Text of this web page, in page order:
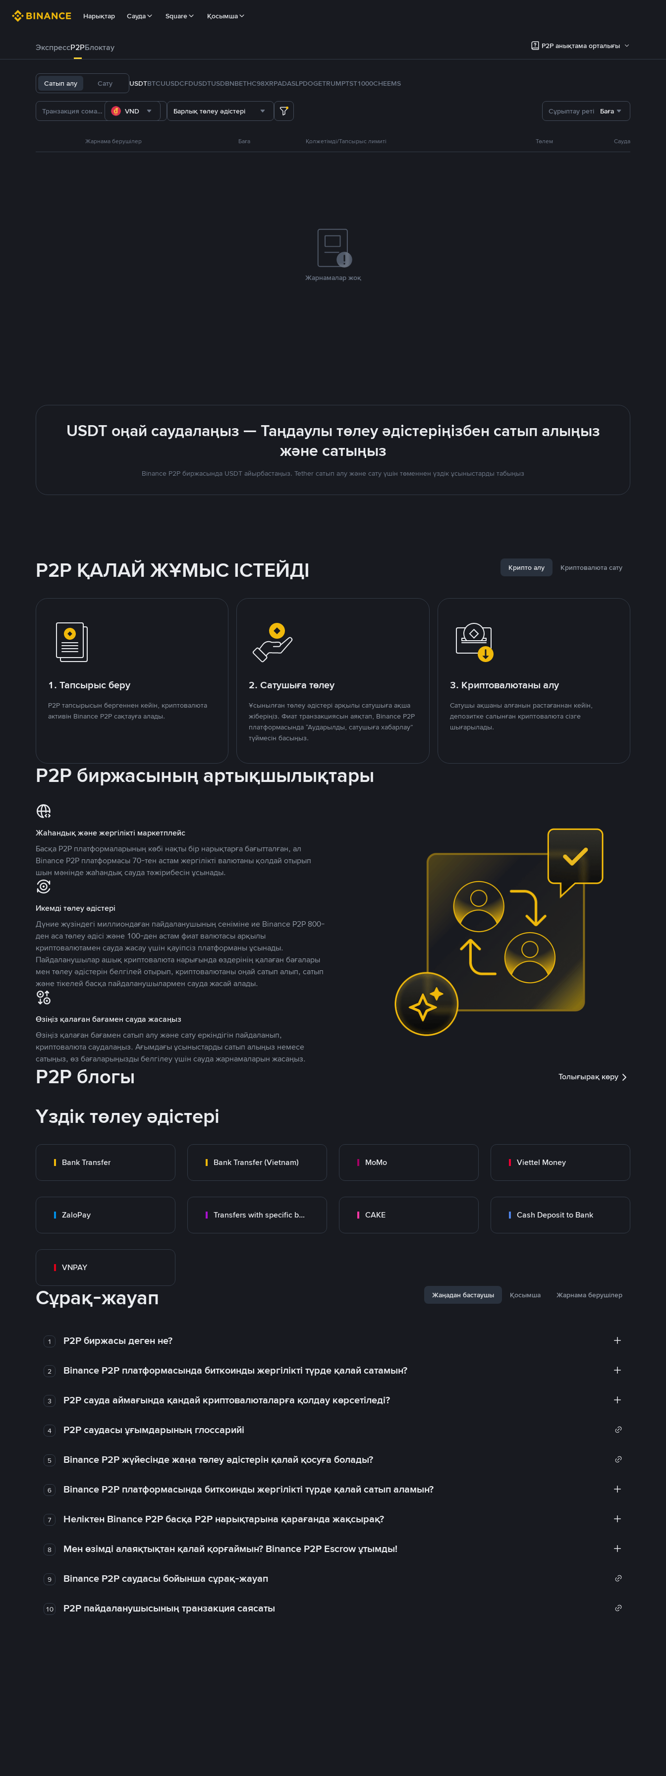
Нарықтар Сауда Square Қосымша
ЭкспрессP2PБлоктау P2P анықтама орталығы
Сатып алу Сату USDTBTCUUSDCFDUSDTUSDBNBETHC98XRPADASLPDOGETRUMPTST1000CHEEMS
VND Барлық төлеу әдістері Сұрыптау реті Баға
Жарнама берушілер Баға Қолжетімді/Тапсырыс лимиті Төлем Сауда
Жарнамалар жоқ
USDT оңай саудалаңыз — Таңдаулы төлеу әдістеріңізбен сатып алыңыз
және сатыңыз
Binance P2P биржасында USDT айырбастаңыз. Tether сатып алу және сату үшін төменнен үздік ұсыныстарды табыңыз
P2P ҚАЛАЙ ЖҰМЫС ІСТЕЙДІ Крипто алу Криптовалюта сату
1. Тапсырыс беру
P2P тапсырысын бергеннен кейін, криптовалюта
активін Binance P2P сақтауға алады.
2. Сатушыға төлеу
Ұсынылған төлеу әдістері арқылы сатушыға ақша
жіберіңіз. Фиат транзакциясын аяқтап, Binance P2P
платформасында “Аударылды, сатушыға хабарлау”
түймесін басыңыз.
3. Криптовалютаны алу
Сатушы ақшаны алғанын растағаннан кейін,
депозитке салынған криптовалюта сізге
шығарылады.
P2P биржасының артықшылықтары
Жаһандық және жергілікті маркетплейс
Басқа P2P платформаларының көбі нақты бір нарықтарға бағытталған, ал
Binance P2P платформасы 70-тен астам жергілікті валютаны қолдай отырып
шын мәнінде жаһандық сауда тәжірибесін ұсынады.
Икемді төлеу әдістері
Дүние жүзіндегі миллиондаған пайдаланушының сеніміне ие Binance P2P 800-
ден аса төлеу әдісі және 100-ден астам фиат валютасы арқылы
криптовалютамен сауда жасау үшін қауіпсіз платформаны ұсынады.
Пайдаланушылар ашық криптовалюта нарығында өздерінің қалаған бағалары
мен төлеу әдістерін белгілей отырып, криптовалютаны оңай сатып алып, сатып
және тікелей басқа пайдаланушылармен сауда жасай алады.
Өзіңіз қалаған бағамен сауда жасаңыз
Өзіңіз қалаған бағамен сатып алу және сату еркіндігін пайдаланып,
криптовалюта саудалаңыз. Ағымдағы ұсыныстарды сатып алыңыз немесе
сатыңыз, өз бағаларыңызды белгілеу үшін сауда жарнамаларын жасаңыз.
P2P блогы Толығырақ көру
Үздік төлеу әдістері
Bank Transfer Bank Transfer (Vietnam) MoMo Viettel Money
ZaloPay Transfers with specific bank CAKE Cash Deposit to Bank
VNPAY
Сұрақ-жауап Жаңадан бастаушы Қосымша Жарнама берушілер
1 P2P биржасы деген не?
2 Binance P2P платформасында биткоинды жергілікті түрде қалай сатамын?
3 P2P сауда аймағында қандай криптовалюталарға қолдау көрсетіледі?
4 P2P саудасы ұғымдарының глоссарийі
5 Binance P2P жүйесінде жаңа төлеу әдістерін қалай қосуға болады?
6 Binance P2P платформасында биткоинды жергілікті түрде қалай сатып аламын?
7 Неліктен Binance P2P басқа P2P нарықтарына қарағанда жақсырақ?
8 Мен өзімді алаяқтықтан қалай қорғаймын? Binance P2P Escrow ұтымды!
9 Binance P2P саудасы бойынша сұрақ-жауап
10 P2P пайдаланушысының транзакция саясаты